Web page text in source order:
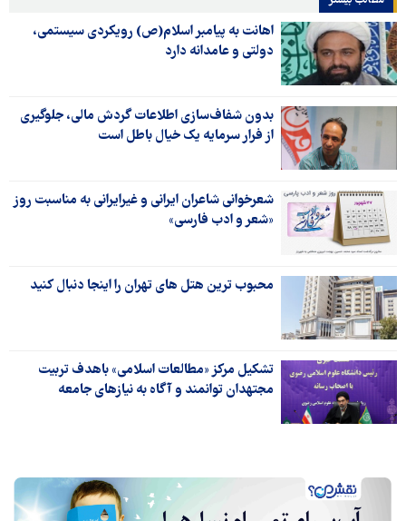
اهانت به پیامبر اسلام(ص) رویکردی سیستمی،
دولتی و عامدانه دارد
بدون شفاف‌سازی اطلاعات گردش مالی، جلوگیری
از فرار سرمایه یک خیال باطل است
شعرخوانی شاعران ایرانی و غیرایرانی به مناسبت روز
«شعر و ادب فارسی»
محبوب ترین هتل های تهران را اینجا دنبال کنید
تشکیل مرکز «مطالعات اسلامی» باهدف تربیت
مجتهدان توانمند و آگاه به نیازهای جامعه